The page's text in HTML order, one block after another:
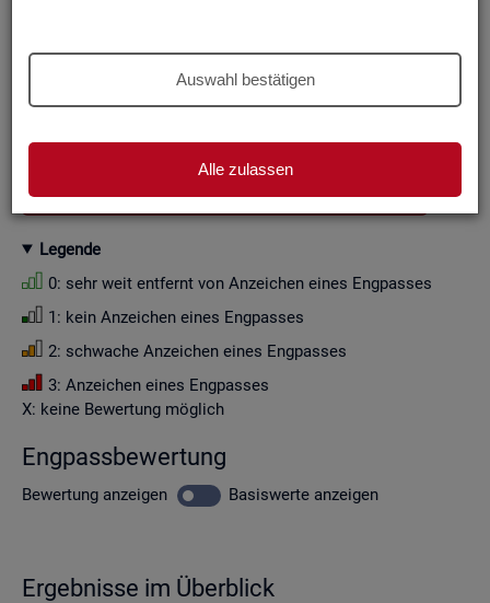
Auswahl bestätigen
Alle zulassen
Zah­len­wer­te i. d. R. auf Viel­fa­che von Zehn ge­run­det (siehe
die Fil­ter­mög­lich­kei­ten und die an­ge­zeig­ten Daten.
GESAMTDOWNLOAD ENGPASSANALYSE ALS CSV
Le­gen­de
0: sehr weit ent­fernt von An­zei­chen eines Eng­pas­ses
1: kein An­zei­chen eines Eng­pas­ses
2: schwa­che An­zei­chen eines Eng­pas­ses
3: An­zei­chen eines Eng­pas­ses
X: keine Be­wer­tung mög­lich
Eng­pass­be­wer­tung
Be­wer­tung an­zei­gen Ba­sis­wer­te an­zei­gen
Er­geb­nis­se im Über­blick